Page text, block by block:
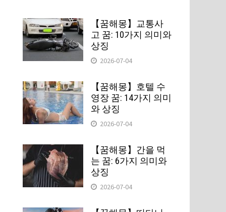
【꿈해몽】교통사
고 꿈: 10가지 의미와
상징
2026-07-04
【꿈해몽】호텔 수
영장 꿈: 14가지 의미
와 상징
2026-07-04
【꿈해몽】간을 먹
는 꿈: 6가지 의미와
상징
2026-07-04